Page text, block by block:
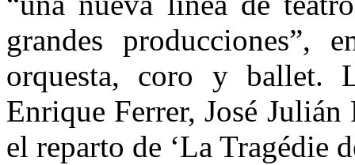
grandes producciones”,
orquesta, coro y ballet.
Enrique Ferrer, José
el reparto de ‘La Tragédie